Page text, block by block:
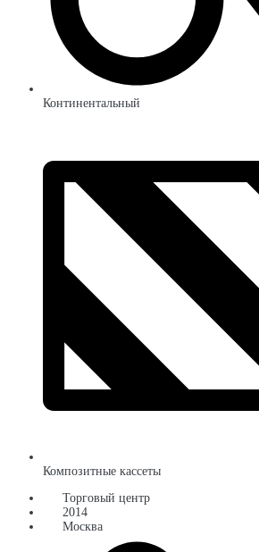
Континентальный
Композитные кассеты
Торговый центр
2014
Москва